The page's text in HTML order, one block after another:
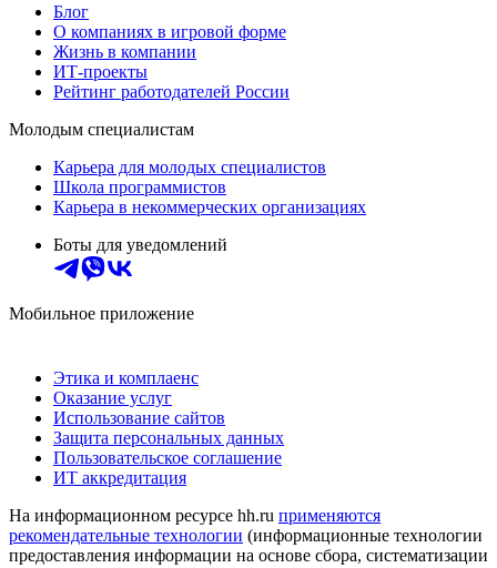
Блог
О компаниях в игровой форме
Жизнь в компании
ИТ-проекты
Рейтинг работодателей России
Молодым специалистам
Карьера для молодых специалистов
Школа программистов
Карьера в некоммерческих организациях
Боты для уведомлений
Мобильное приложение
Этика и комплаенс
Оказание услуг
Использование сайтов
Защита персональных данных
Пользовательское соглашение
ИТ аккредитация
На информационном ресурсе hh.ru применяются
рекомендательные технологии (информационные технологии
предоставления информации на основе сбора, систематизации